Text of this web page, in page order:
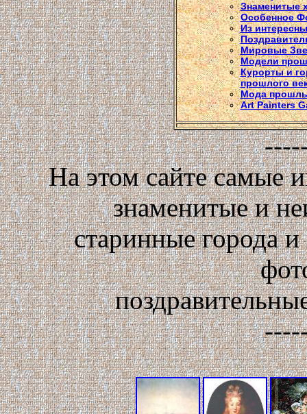
Знаменитые
Особенное
Из
Мировые
Модели
Курорты и
прошлого
Мода
Art Painters
На этом сайте самые
знаменитые и
старинные города